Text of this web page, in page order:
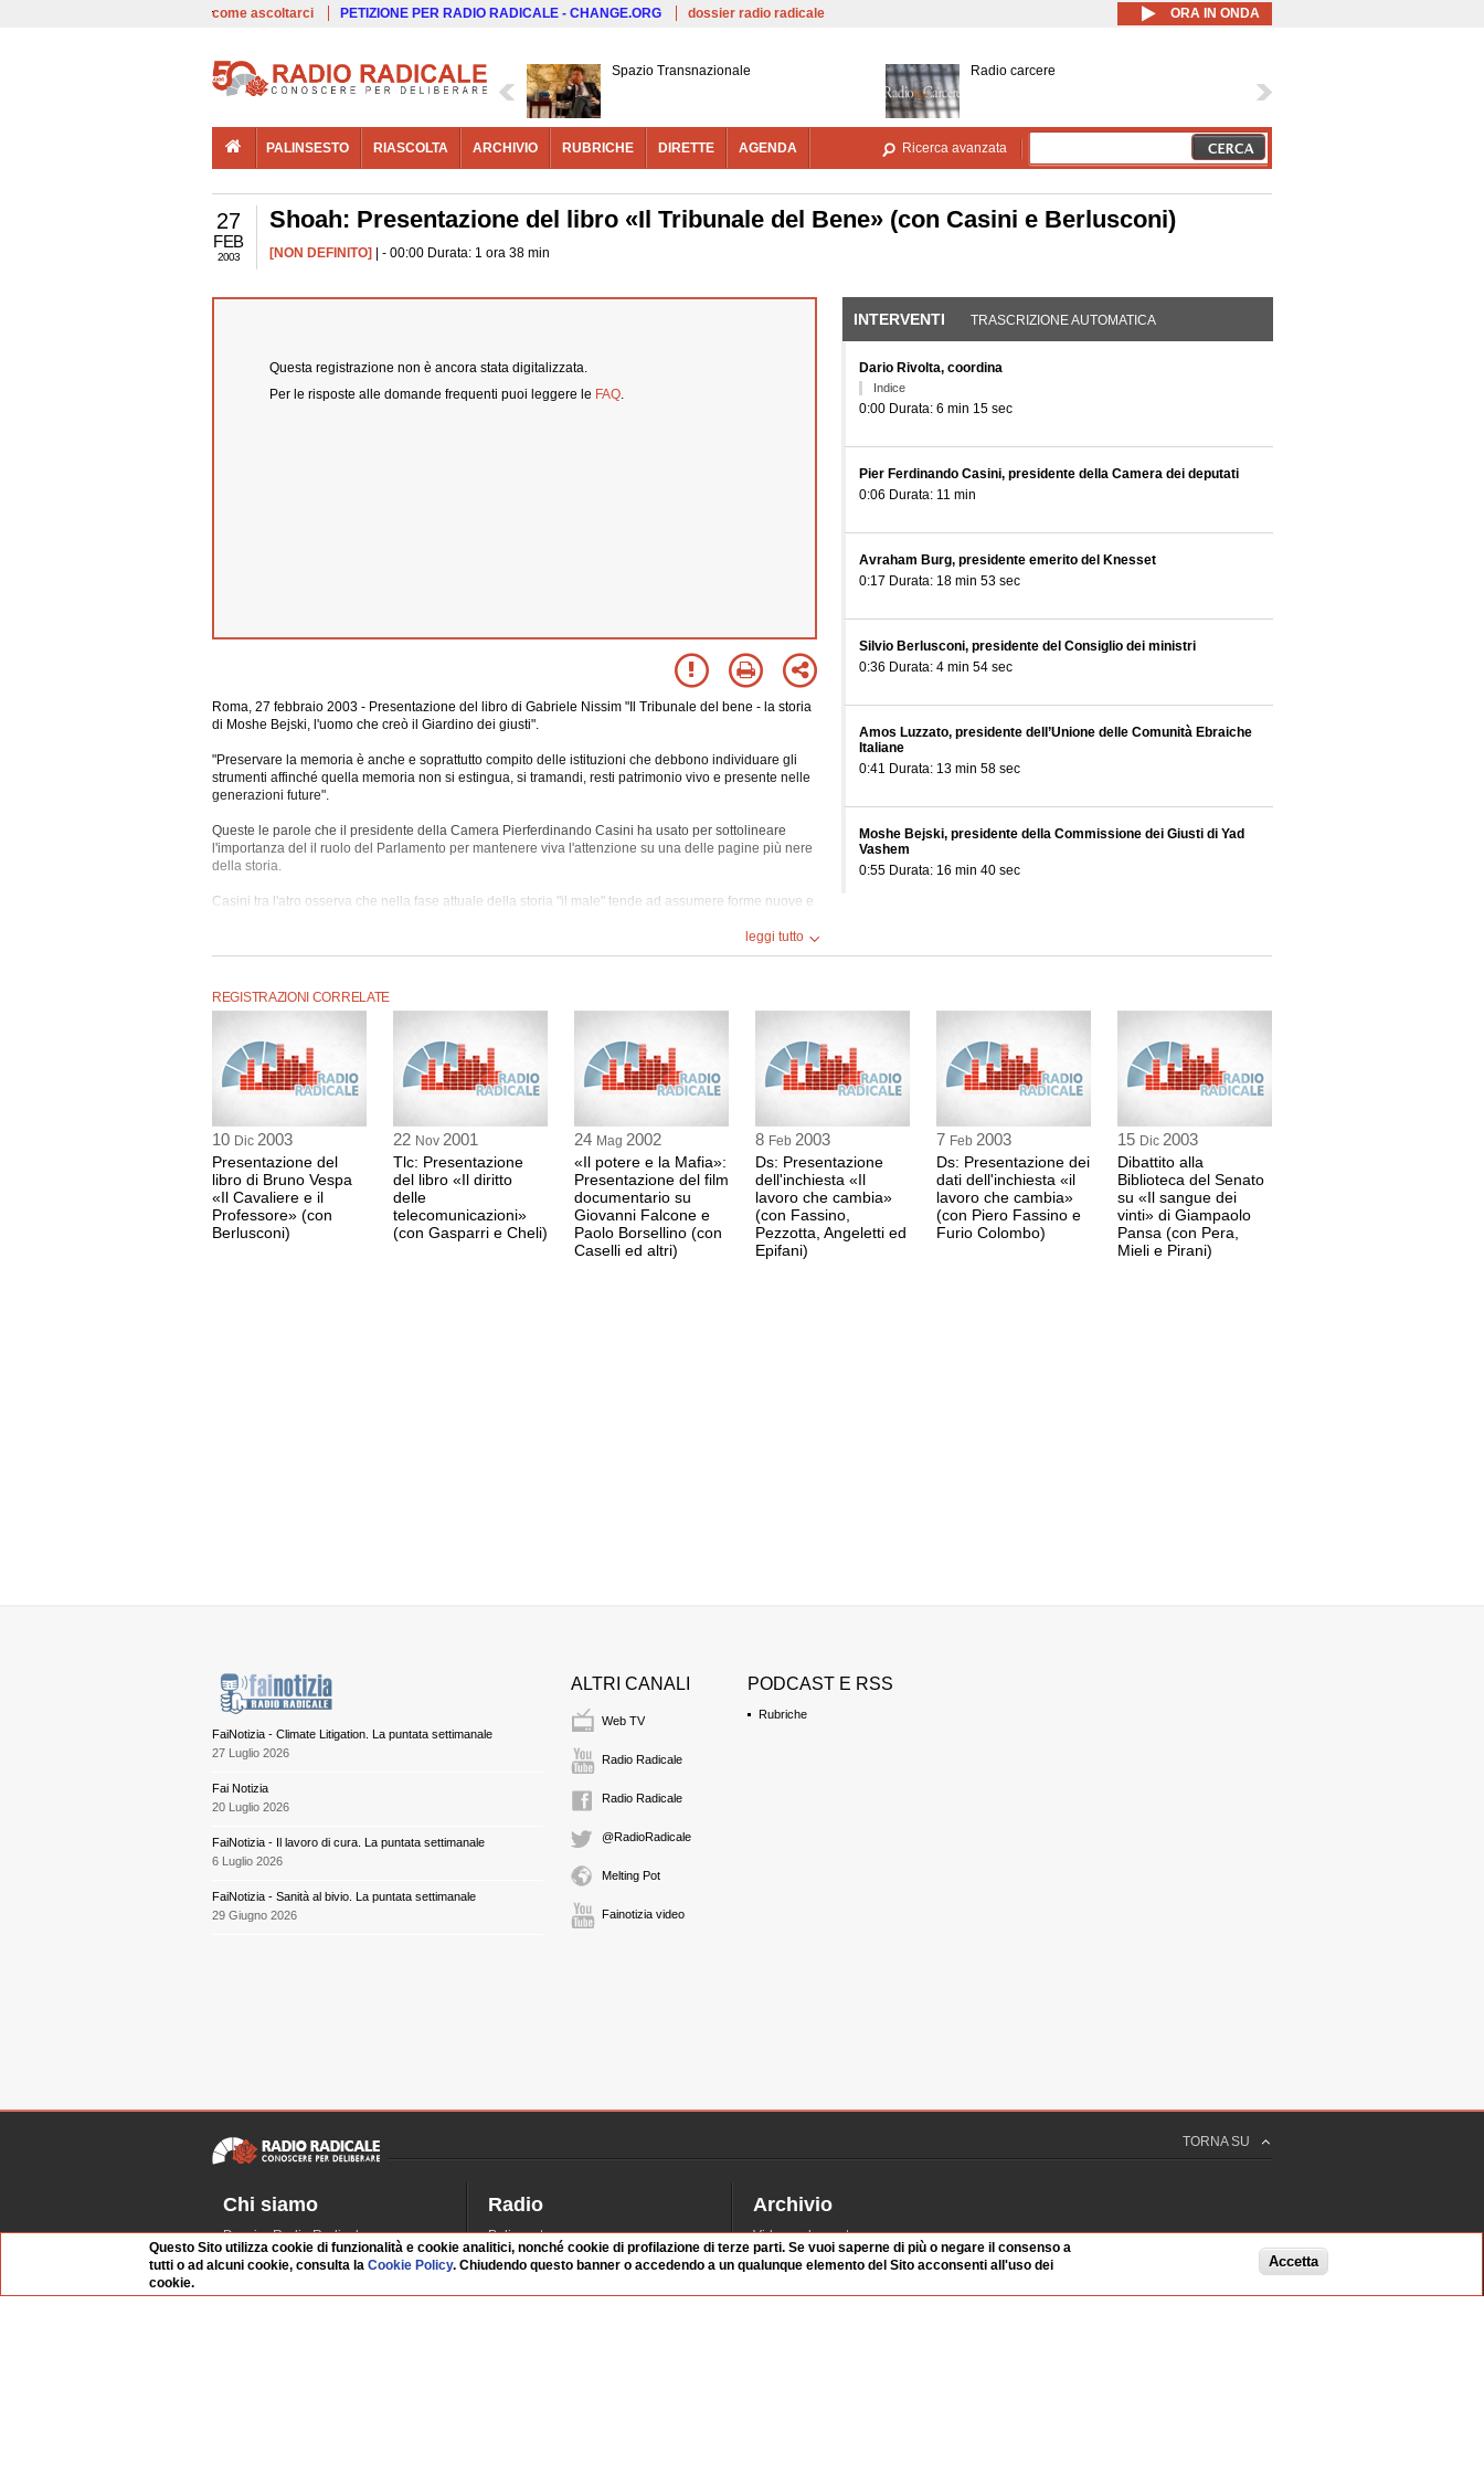
Salta al contenuto principale
come ascoltarci PETIZIONE PER RADIO RADICALE - CHANGE.ORG dossier radio radicale ORA IN ONDA
Spazio Transnazionale Radio carcere
PALINSESTO RIASCOLTA ARCHIVIO RUBRICHE DIRETTE AGENDA Ricerca avanzata
27
FEB
2003
Shoah: Presentazione del libro «Il Tribunale del Bene» (con Casini e Berlusconi)
[NON DEFINITO] | - 00:00 Durata: 1 ora 38 min
Questa registrazione non è ancora stata digitalizzata.
Per le risposte alle domande frequenti puoi leggere le FAQ.
Roma, 27 febbraio 2003 - Presentazione del libro di Gabriele Nissim "Il Tribunale del bene - la storia
di Moshe Bejski, l'uomo che creò il Giardino dei giusti".
"Preservare la memoria è anche e soprattutto compito delle istituzioni che debbono individuare gli
strumenti affinché quella memoria non si estingua, si tramandi, resti patrimonio vivo e presente nelle
generazioni future".
Queste le parole che il presidente della Camera Pierferdinando Casini ha usato per sottolineare
l'importanza del il ruolo del Parlamento per mantenere viva l'attenzione su una delle pagine più nere
della storia.
Casini tra l'atro osserva che nella fase attuale della storia "il male" tende ad assumere forme nuove e
aiutano a guardare con fiducia alle risorse del dialogo e della politica, e rafforzano nella speranza
che queste ultime possano trovare nuovi spazi e margini di azione.
Silvio Berlusconi ribadisce da parte sua che "la libertà è l'essenza dell'uomo" e non è un bene che si
ha per sempre, ma si deve difendere ogni giorno.
Ed anche oggi nel momento in cui si riaffaccia il pericolo di una nuova dittatura e ci sono uomini
non si ripeta.
leggi tutto
INTERVENTI (SCHEDA ATTIVA)
TRASCRIZIONE AUTOMATICA
Dario Rivolta, coordina
Indice
0:00 Durata: 6 min 15 sec
Pier Ferdinando Casini, presidente della Camera dei deputati
0:06 Durata: 11 min
Avraham Burg, presidente emerito del Knesset
0:17 Durata: 18 min 53 sec
Silvio Berlusconi, presidente del Consiglio dei ministri
0:36 Durata: 4 min 54 sec
Amos Luzzato, presidente dell’Unione delle Comunità Ebraiche
Italiane
0:41 Durata: 13 min 58 sec
Moshe Bejski, presidente della Commissione dei Giusti di Yad
Vashem
0:55 Durata: 16 min 40 sec
1:11 Durata: 12 min 33 sec
1:24 Durata: 13 min 57 sec
REGISTRAZIONI CORRELATE
10 Dic 2003
Presentazione del
libro di Bruno Vespa
«Il Cavaliere e il
Professore» (con
Berlusconi)
22 Nov 2001
Tlc: Presentazione
del libro «Il diritto
delle
telecomunicazioni»
(con Gasparri e Cheli)
24 Mag 2002
«Il potere e la Mafia»:
Presentazione del film
documentario su
Giovanni Falcone e
Paolo Borsellino (con
Caselli ed altri)
8 Feb 2003
Ds: Presentazione
dell'inchiesta «Il
lavoro che cambia»
(con Fassino,
Pezzotta, Angeletti ed
Epifani)
7 Feb 2003
Ds: Presentazione dei
dati dell'inchiesta «il
lavoro che cambia»
(con Piero Fassino e
Furio Colombo)
15 Dic 2003
Dibattito alla
Biblioteca del Senato
su «Il sangue dei
vinti» di Giampaolo
Pansa (con Pera,
Mieli e Pirani)
FaiNotizia - Climate Litigation. La puntata settimanale
27 Luglio 2026
Fai Notizia
20 Luglio 2026
FaiNotizia - Il lavoro di cura. La puntata settimanale
6 Luglio 2026
FaiNotizia - Sanità al bivio. La puntata settimanale
29 Giugno 2026
ALTRI CANALI
Web TV
Radio Radicale
Radio Radicale
@RadioRadicale
Melting Pot
Fainotizia video
PODCAST E RSS
Rubriche
TORNA SU
Chi siamo
Dossier Radio Radicale
Questo sito
Radio
Palinsesto
Riascolta
Archivio
Videoparlamento
Istituzioni
Questo Sito utilizza cookie di funzionalità e cookie analitici, nonché cookie di profilazione di terze parti. Se vuoi saperne di più o negare il consenso a
tutti o ad alcuni cookie, consulta laCookie Policy. Chiudendo questo banner o accedendo a un qualunque elemento del Sito acconsenti all'uso dei
cookie.
Accetta